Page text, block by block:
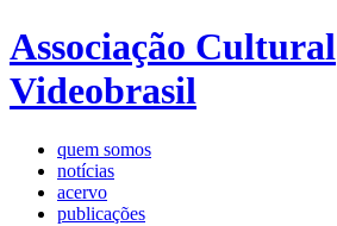
Associação Cultural
Videobrasil
quem somos
notícias
acervo
publicações